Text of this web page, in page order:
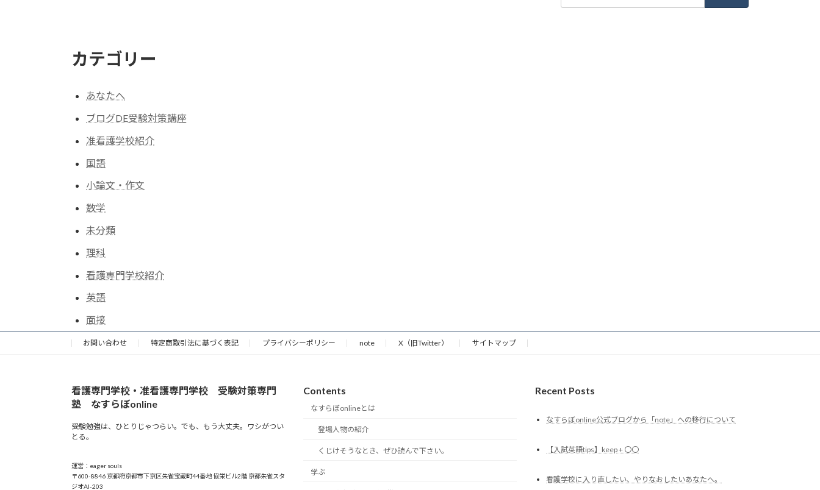
送
カテゴリー
あなたへ
ブログDE受験対策講座
准看護学校紹介
国語
小論文・作文
数学
未分類
理科
看護専門学校紹介
英語
面接
お問い合わせ 特定商取引法に基づく表記 プライバシーポリシー note X（旧Twitter） サイトマップ
看護専門学校・准看護専門学校 受験対策専門
塾 なすらぼonline
受験勉強は、ひとりじゃつらい。でも、もう大丈夫。ワシがつい
とる。
運営：eager souls
〒600-8846 京都府京都市下京区朱雀宝蔵町44番地 協栄ビル2階 京都朱雀スタ
ジオAI-203
Contents
なすらぼonlineとは
登場人物の紹介
くじけそうなとき、ぜひ読んで下さい。
学ぶ
Recent Posts
なすらぼonline公式ブログから「note」への移行について
【入試英語tips】keep + 〇〇
看護学校に入り直したい、やりなおしたいあなたへ。